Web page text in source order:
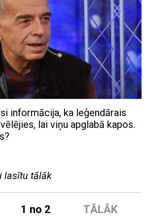
informācija, ka leģendārais
lai viņu apglabā kapos.
lasītu tālāk
TĀLĀK
1 no 2